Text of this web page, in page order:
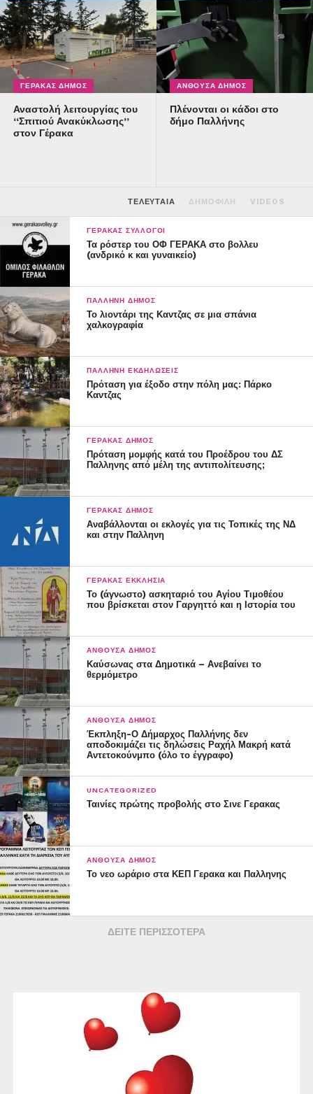
ΓΈΡΑΚΑΣ ΔΉΜΟΣ
Αναστολή λειτουργίας του
“Σπιτιού Ανακύκλωσης”
στον Γέρακα
ΑΝΘΟΎΣΑ ΔΉΜΟΣ
Πλένονται οι κάδοι στο
δήμο Παλλήνης
ΤΕΛΕΥΤΑΊΑ ΔΗΜΟΦΙΛΉ VIDEOS
ΓΈΡΑΚΑΣ ΣΎΛΛΟΓΟΙ
Τα ρόστερ του ΟΦ ΓΕΡΑΚΑ στο βολλευ
(ανδρικό κ και γυναικείο)
ΠΑΛΛΉΝΗ ΔΉΜΟΣ
Το λιοντάρι της Καντζας σε μια σπάνια
χαλκογραφία
ΠΑΛΛΉΝΗ ΕΚΔΗΛΏΣΕΙΣ
Πρόταση για έξοδο στην πόλη μας: Πάρκο
Καντζας
ΓΈΡΑΚΑΣ ΔΉΜΟΣ
Πρόταση μομφής κατά του Προέδρου του ΔΣ
Παλληνης από μέλη της αντιπολίτευσης;
ΓΈΡΑΚΑΣ ΔΉΜΟΣ
Αναβάλλονται οι εκλογές για τις Τοπικές της ΝΔ
και στην Παλληνη
ΓΈΡΑΚΑΣ ΕΚΚΛΗΣΊΑ
Το (άγνωστο) ασκηταριό του Αγίου Τιμοθέου
που βρίσκεται στον Γαργηττό και η Ιστορία του
ΑΝΘΟΎΣΑ ΔΉΜΟΣ
Καύσωνας στα Δημοτικά – Ανεβαίνει το
θερμόμετρο
ΑΝΘΟΎΣΑ ΔΉΜΟΣ
Έκπληξη-Ο Δήμαρχος Παλλήνης δεν
αποδοκιμάζει τις δηλώσεις Ραχήλ Μακρή κατά
Αντετοκούνμπο (όλο το έγγραφο)
UNCATEGORIZED
Ταινίες πρώτης προβολής στο Σινε Γερακας
ΑΝΘΟΎΣΑ ΔΉΜΟΣ
Το νεο ωράριο στα ΚΕΠ Γερακα και Παλληνης
ΔΕΊΤΕ ΠΕΡΙΣΣΌΤΕΡΑ